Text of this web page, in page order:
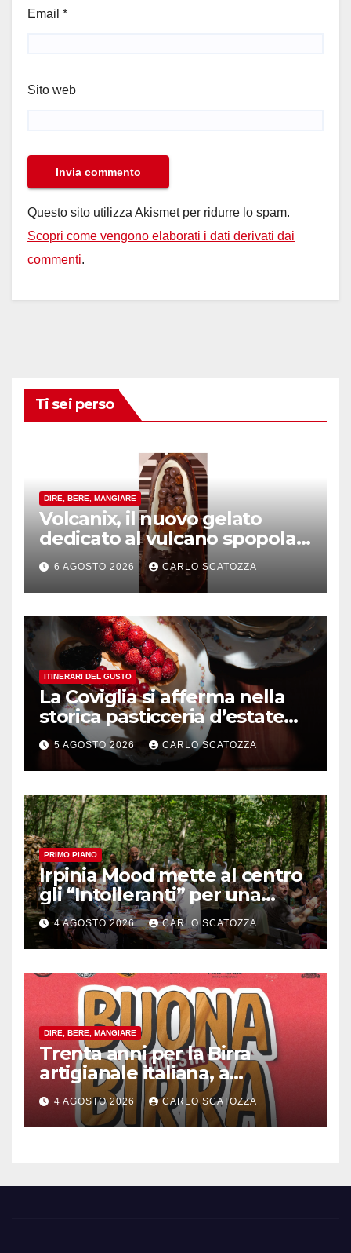
Email *
Sito web
Questo sito utilizza Akismet per ridurre lo spam.
Scopri come vengono elaborati i dati derivati dai
commenti.
Ti sei perso
DIRE, BERE, MANGIARE
Volcanix, il nuovo gelato
dedicato al vulcano spopola,
è nato a Caivano
6 AGOSTO 2026 CARLO SCATOZZA
ITINERARI DEL GUSTO
La Coviglia si afferma nella
storica pasticceria d’estate
ma il top rimane la
sfogliatella, in diretta da
Pintauro
5 AGOSTO 2026 CARLO SCATOZZA
PRIMO PIANO
Irpinia Mood mette al centro
gli “Intolleranti” per una
rivoluzione sostenibile del
cibo
4 AGOSTO 2026 CARLO SCATOZZA
DIRE, BERE, MANGIARE
Trenta anni per la Birra
artigianale italiana, a
Pomigliano d’arco evento
celebrativo con birra speciale
4 AGOSTO 2026 CARLO SCATOZZA